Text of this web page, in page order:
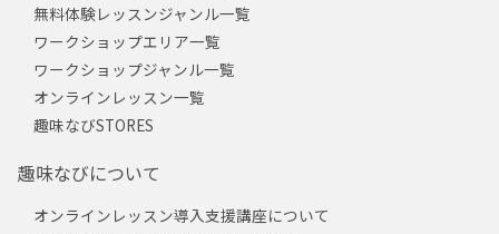
無料体験レッスンジャンル一覧
ワークショップエリア一覧
ワークショップジャンル一覧
オンラインレッスン一覧
趣味なびSTORES
趣味なびについて
オンラインレッスン導入支援講座について